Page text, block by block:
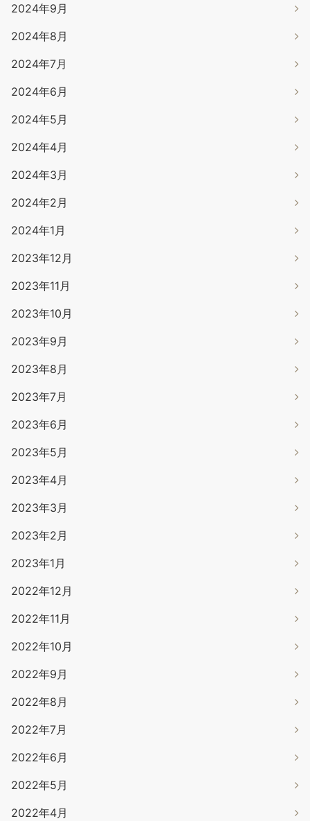
2024年9月
2024年8月
2024年7月
2024年6月
2024年5月
2024年4月
2024年3月
2024年2月
2024年1月
2023年12月
2023年11月
2023年10月
2023年9月
2023年8月
2023年7月
2023年6月
2023年5月
2023年4月
2023年3月
2023年2月
2023年1月
2022年12月
2022年11月
2022年10月
2022年9月
2022年8月
2022年7月
2022年6月
2022年5月
2022年4月